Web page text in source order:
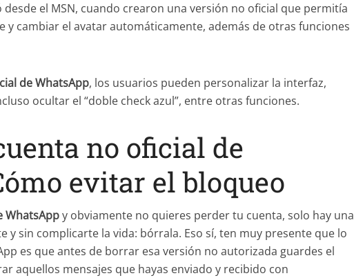
el MSN, cuando crearon una versión no oficial que permitía
y cambiar el avatar automáticamente, además de otras funciones
de WhatsApp, los usuarios pueden personalizar la interfaz,
ocultar el “doble check azul”, entre otras funciones.
no oficial de
evitar el bloqueo
WhatsAppy obviamente no quieres perder tu cuenta, solo hay una
y sin complicarte la vida: bórrala. Eso sí, ten muy presente que lo
es que antes de borrar esa versión no autorizada guardes el
aquellos mensajes que hayas enviado y recibido con